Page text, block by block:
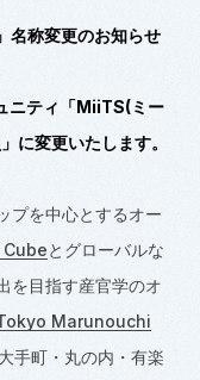
名称変更のお知らせ
ニティ「MiiTS(ミー
に変更いたします。
プを中心とするオー
とグローバルな
を目指す産官学のオ
Marunouchi
手町・丸の内・有楽